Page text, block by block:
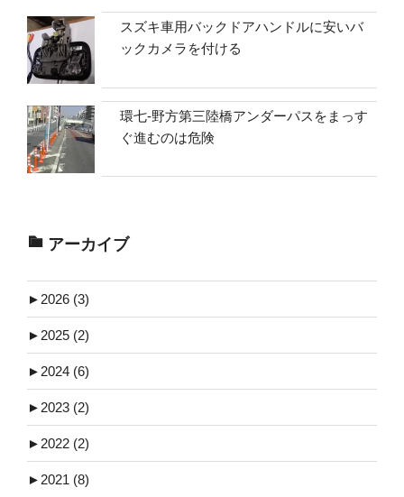
スズキ車用バックドアハンドルに安いバ
ックカメラを付ける
環七-野方第三陸橋アンダーパスをまっす
ぐ進むのは危険
アーカイブ
► 2026 (3)
► 2025 (2)
► 2024 (6)
► 2023 (2)
► 2022 (2)
► 2021 (8)